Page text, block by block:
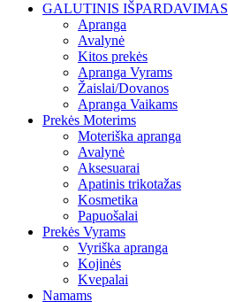
GALUTINIS IŠPARDAVIMAS
Apranga
Avalynė
Kitos prekės
Apranga Vyrams
Žaislai/Dovanos
Apranga Vaikams
Prekės Moterims
Moteriška apranga
Avalynė
Aksesuarai
Apatinis trikotažas
Kosmetika
Papuošalai
Prekės Vyrams
Vyriška apranga
Kojinės
Kvepalai
Namams